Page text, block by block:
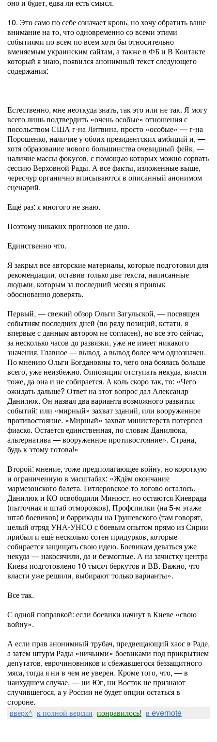
оно и будет, едва ли есть смысл.
10. Это само по себе означает кровь, но хочу обратить ваше
внимание на то, что одновременно со всеми этими
событиями по всем по всем хотя бы относительно
вменяемым украинским сайтам, а также в ФБ и В Контакте
который я знаю, появился анонимный текст следующего
содержания:
Естественно, мне неоткуда знать, так это или не так. Я могу
всего лишь подтвердить «очень особые» отношения с
посольством США г-на Литвина, просто «особые» — г-на
Порошенко, наличие у обоих президентских амбиций и, —
хотя образование нового большинства очевидный фейк, —
наличие массы фокусов, с помощью которых можно сорвать
сессию Верховной Рады. А все факты, изложенные выше,
чересчур органично вписываются в описанный анонимом
сценарий.
Ещё раз: я многого не знаю.
Поэтому никаких прогнозов не даю.
Единственно что.
Я закрыл все авторские материалы, которые подготовил для
рекомендации, оставив только две текста, написанные
людьми, которым за последний месяц я привык
обоснованно доверять.
Первый, — свежий обзор Ольги Загульской, — посвящен
событиям последних дней (по ряду позиций, кстати, я
впервые с данным автором не согласен), но все это сейчас,
за несколько часов до развязки, уже не имеет никакого
значения. Главное — вывод, а вывод более чем однозначен.
По мнению Ольги Богдановны то, чего она боялась больше
всего, уже неизбежно. Оппозиции отступать некуда, власти
тоже, да она и не собирается. А коль скоро так, то: «Чего
ожидать дальше? Ответ на этот вопрос дал Александр
Данилюк. Он назвал два варианта возможного развития
событий: или «мирный» захват зданий, или вооруженное
противостояние. «Мирный» захват министерств потерпел
фиаско. Остается единственная, по словам Данилюка,
альтернатива — вооруженное противостояние». Страна,
будь к этому готова!»
Второй: мнение, тоже предполагающее войну, но короткую
и ограниченную в масштабах: «Ждём окончание
мармезонского балета. Гитлеровское-то логово осталось.
Данилюк и КО освободили Минюст, но остаются Киеврада
(пыточная и штаб отморозков), Профспилки (на 5-м этаже
штаб боевиков) и баррикады на Грушевского (там говорят,
целый отряд УНА-УНСО с боевым опытом прямо из Сирии
прибыл и ещё несколько сотен придурков, которые
собирается защищать свою идею. Боевикам деваться уже
некуда — накосячили, да и безмоглые. А на зачистку центра
Киева подготовлено 10 тысяч беркутов и ВВ. Важно, что
власти уже решили, выбирают только варианты».
Все так.
С одной поправкой: если боевики начнут в Киеве «свою
войну».
А если прав анонимный трубач, предвещающий хаос в Раде,
а затем штурм Рады «ничьими» боевиками под прикрытием
депутатов, еврочиновников и сбежавшегося беззащитного
мяса, тогда я ни в чем не уверен. Кроме того, что, — в
наихудшем случае, — ни Юг, ни Восток не признают
случившегося, а у России не будет опции остаться в
стороне.
вверх^ к полной версии понравилось! в evernote